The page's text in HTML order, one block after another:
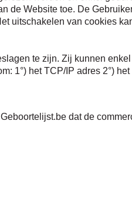
de Website toe. De
uitschakelen van cookies
te zijn. Zij kunnen
1°) het TCP/IP adres 2°)
dat de